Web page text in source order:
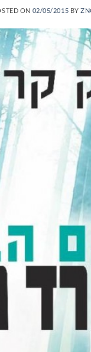
ON 02/05/2015 BY